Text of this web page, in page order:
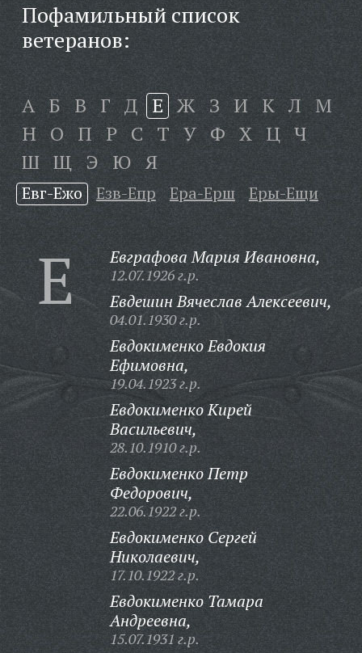
Пофамильный список
ветеранов:
А Б В Г Д Е Ж З И К Л М
Н О П Р С Т У Ф Х Ц Ч
Ш Щ Э Ю Я
Евг-Ежо Езв-Епр Ера-Ерш Еры-Ещи
Е Евграфова Мария Ивановна,
12.07.1926 г.р.
Евдешин Вячеслав Алексеевич,
04.01.1930 г.р.
Евдокименко Евдокия
Ефимовна,
19.04.1923 г.р.
Евдокименко Кирей
Васильевич,
28.10.1910 г.р.
Евдокименко Петр
Федорович,
22.06.1922 г.р.
Евдокименко Сергей
Николаевич,
17.10.1922 г.р.
Евдокименко Тамара
Андреевна,
15.07.1931 г.р.